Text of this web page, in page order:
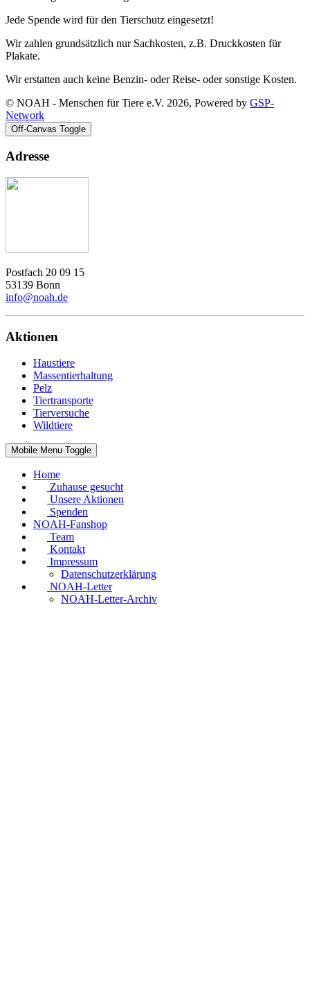
Jede Spende wird für den Tierschutz eingesetzt!
Wir zahlen grundsätzlich nur Sachkosten, z.B. Druckkosten für
Plakate.
Wir erstatten auch keine Benzin- oder Reise- oder sonstige Kosten.
© NOAH - Menschen für Tiere e.V. 2026, Powered by GSP-
Network
Off-Canvas Toggle
Adresse
Postfach 20 09 15
53139 Bonn
info@noah.de
Aktionen
Haustiere
Massentierhaltung
Pelz
Tiertransporte
Tierversuche
Wildtiere
Mobile Menu Toggle
Home
Zuhause gesucht
Unsere Aktionen
Spenden
NOAH-Fanshop
Team
Kontakt
Impressum
Datenschutzerklärung
NOAH-Letter
NOAH-Letter-Archiv